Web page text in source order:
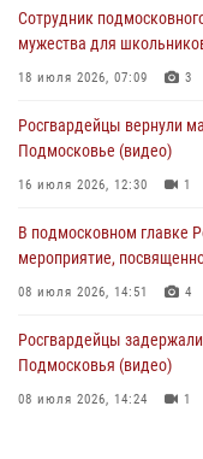
27 июля 2026, 14:12
В День парашютиста
26 июля 2026, 16:42
Сотрудник
мужества для
18 июля 2026, 07:09 3
Росгвардейцы вернули
Подмосковье (видео)
16 июля 2026, 12:30 1
В подмосковном главке
мероприятие,
08 июля 2026, 14:51 4
Росгвардейцы
Подмосковья (видео)
08 июля 2026, 14:24 1